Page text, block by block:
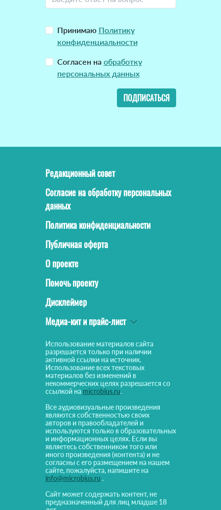
Принимаю Политику
конфиденциальности
Согласен на обработку
персональных данных
ПОДПИСАТЬСЯ
Редакционный совет
Согласие на обработку персональных
данных
Политика конфиденциальности
Публичная оферта
О проекте
Помочь проекту
Дисклеймер
Медиа-кит и прайс-лист
Использование материалов сайта
разрешается только при наличии
активной ссылки на источник.
Использование всех текстовых
материалов без изменений в
некоммерческих целях разрешается со
ссылкой на microbius.ru.
Все аудиовизуальные произведения
являются собственностью своих
авторов и правообладателей и
используются только в образовательных
и информационных целях. Если вы
являетесь собственником того или
иного произведения (контента) и не
согласны с его размещением на нашем
сайте, пожалуйста, напишите на
info@microbius.ru .
Сайт может содержать контент, не
предназначенный для лиц младше 18